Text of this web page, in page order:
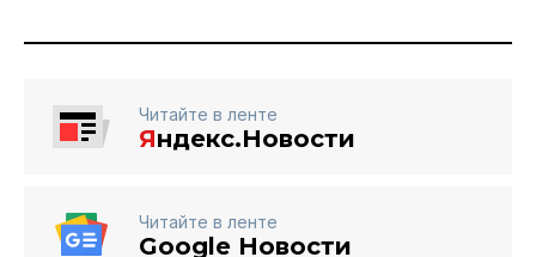
Читайте в ленте
Яндекс.Новости
Читайте в ленте
Google Новости